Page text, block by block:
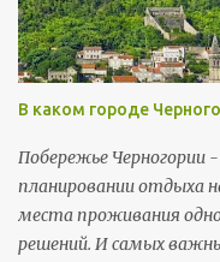
В каком городе
Побережье Черногории
планировании отдыха
места проживания
решений. И самых